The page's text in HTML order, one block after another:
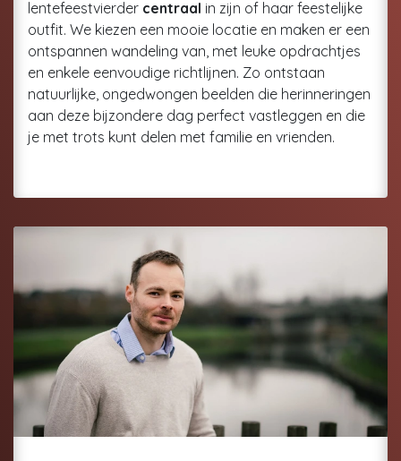
lentefeestvierder centraal in zijn of haar feestelijke
outfit. We kiezen een mooie locatie en maken er een
ontspannen wandeling van, met leuke opdrachtjes
en enkele eenvoudige richtlijnen. Zo ontstaan
natuurlijke, ongedwongen beelden die herinneringen
aan deze bijzondere dag perfect vastleggen en die
je met trots kunt delen met familie en vrienden.